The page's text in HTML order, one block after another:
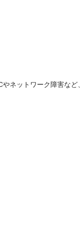
ットワーク障害など